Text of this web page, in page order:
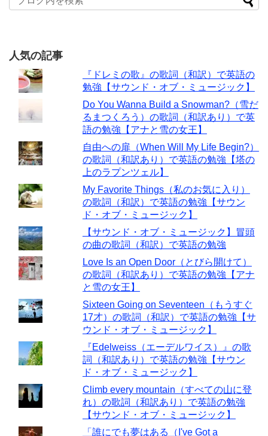
人気の記事
『ドレミの歌』の歌詞（和訳）で英語の
勉強【サウンド・オブ・ミュージック】
Do You Wanna Build a Snowman?（雪だ
るまつくろう）の歌詞（和訳あり）で英
語の勉強【アナと雪の女王】
自由への扉（When Will My Life Begin?）
の歌詞（和訳あり）で英語の勉強【塔の
上のラプンツェル】
My Favorite Things（私のお気に入り）
の歌詞（和訳）で英語の勉強【サウン
ド・オブ・ミュージック】
【サウンド・オブ・ミュージック】冒頭
の曲の歌詞（和訳）で英語の勉強
Love Is an Open Door（とびら開けて）
の歌詞（和訳あり）で英語の勉強【アナ
と雪の女王】
Sixteen Going on Seventeen（もうすぐ
17才）の歌詞（和訳）で英語の勉強【サ
ウンド・オブ・ミュージック】
『Edelweiss（エーデルワイス）』の歌
詞（和訳あり）で英語の勉強【サウン
ド・オブ・ミュージック】
Climb every mountain（すべての山に登
れ）の歌詞（和訳あり）で英語の勉強
【サウンド・オブ・ミュージック】
「誰にでも夢はある（I've Got a